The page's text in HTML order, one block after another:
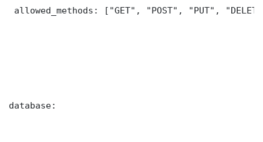
allowed_methods: ["GET", "POST", "PUT",
database: